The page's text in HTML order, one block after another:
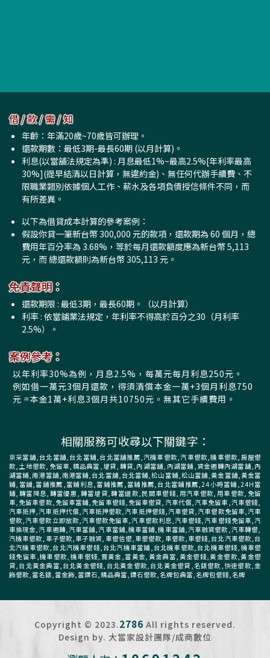
借 / 款 / 需 / 知
年齡：年滿20歲~70歲皆可辦理。
還款期數：最低3期-最長60期 (以月計算)。
利息(以當舖法規定為準) : 月息最低1%~最高2.5%[年利率最高
30%](提早結清以日計算，無違約金)、無任何代辦手續費、不
限職業類別依據個人工作、薪水及各項負債授信條件不同，而
有所差異。
以下為借貸成本計算的參考案例：
假設你貸一筆新台幣 300,000 元的款項，還款期為 60 個月，總
費用年百分率為 3.68%，等於每月還款額度應為新台幣 5,113
元，而 總還款額則為新台幣 305,113 元。
免責聲明：
還款期限 : 最低3期，最長60期。（以月計算）
利率 : 依當鋪業法規定，年利率不得高於百分之30（月利率
2.5%）。
案例參考：
以年利率30%為例，月息2.5%，每萬元每月利息250元。
例如借一萬元3個月還款，得須清償本金一萬+3個月利息750
元 =本金1萬+利息3個月共10750元。無其它手續費用。
相關服務可收尋以下關鍵字：
京采當舖,台北當舖,台北當鋪,台北當舖推薦,汽機車借款,汽車借款,機車借款,房屋借
款,土地借款,免留車,精品典當,增貸,轉貸,內湖當舖,內湖當鋪,資金週轉內湖當舖,內
湖當鋪,南港當舖,南港當鋪,台北當舖,台北當鋪,松山當鋪,松山當舖,黃金當舖,黃金當
鋪,當舖,當舖推薦,當鋪利息,當鋪推薦,當鋪推薦,台北當鋪推薦,24小時當鋪,24H當
鋪,轉當降息,轉當優惠,轉當增貸,轉當還款,民間車借錢,用汽車借款,用車借款,免留
車,免留車借款,免留車當鋪,免留車借錢,免留車借貸,汽車代償,汽車免留車,汽車借錢,
汽車抵押,汽車抵押代償,汽車抵押借款,汽車抵押借錢,汽車借貸,汽車借款免留車,汽車
借款,汽車借款立即放款,汽車借款免留車,汽車借款利息,汽車借錢,汽車借錢免留車,汽
車換現金,汽車週轉,汽車當舖,汽車當鋪,機車當鋪,機車當舖,汽車融資借款,汽車轉借,
汽機車借款,車子借款,車子融資,車借信借,車借借款,車借款,車借錢,台北汽車借款,台
北汽機車借款,台北汽機車借錢,台北汽機車當鋪,台北機車借款,台北機車借錢,機車借
錢免留車,機車借款,機車借錢,賣黃金,當黃金,黃金典當,黃金借錢,黃金借款,黃金借
貸,台北黃金典當,台北黃金借錢,台北黃金借款,台北黃金借貸,名錶借款,快速借款,金
飾借款,當名錶,當金飾,當鑽石,精品典當,鑽石借款,名牌包典當,名牌包借錢,名牌
Copyright © 2023.2786 All rights reserved.
Design by. 大當家設計團隊/成商數位